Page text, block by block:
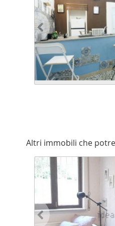
Altri immobili che